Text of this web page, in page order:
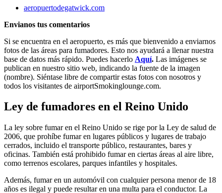
aeropuertodegatwick.com
Envianos tus comentarios
Si se encuentra en el aeropuerto, es más que bienvenido a enviarnos
fotos de las áreas para fumadores. Esto nos ayudará a llenar nuestra
base de datos más rápido. Puedes hacerlo Aquí. Las imágenes se
publican en nuestro sitio web, indicando la fuente de la imagen
(nombre). Siéntase libre de compartir estas fotos con nosotros y
todos los visitantes de airportSmokinglounge.com.
Ley de fumadores en el Reino Unido
La ley sobre fumar en el Reino Unido se rige por la Ley de salud de
2006, que prohíbe fumar en lugares públicos y lugares de trabajo
cerrados, incluido el transporte público, restaurantes, bares y
oficinas. También está prohibido fumar en ciertas áreas al aire libre,
como terrenos escolares, parques infantiles y hospitales.
Además, fumar en un automóvil con cualquier persona menor de 18
años es ilegal y puede resultar en una multa para el conductor. La